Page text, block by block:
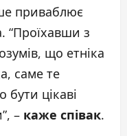
приваблює
“Проїхавши з
що етніка
саме те
цікаві
– каже співак.